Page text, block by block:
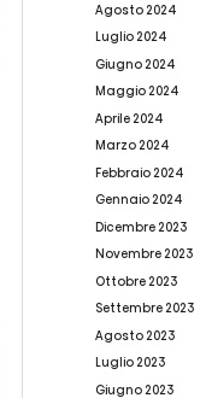
Agosto 2024
Luglio 2024
Giugno 2024
Maggio 2024
Aprile 2024
Marzo 2024
Febbraio 2024
Gennaio 2024
Dicembre 2023
Novembre 2023
Ottobre 2023
Settembre 2023
Agosto 2023
Luglio 2023
Giugno 2023